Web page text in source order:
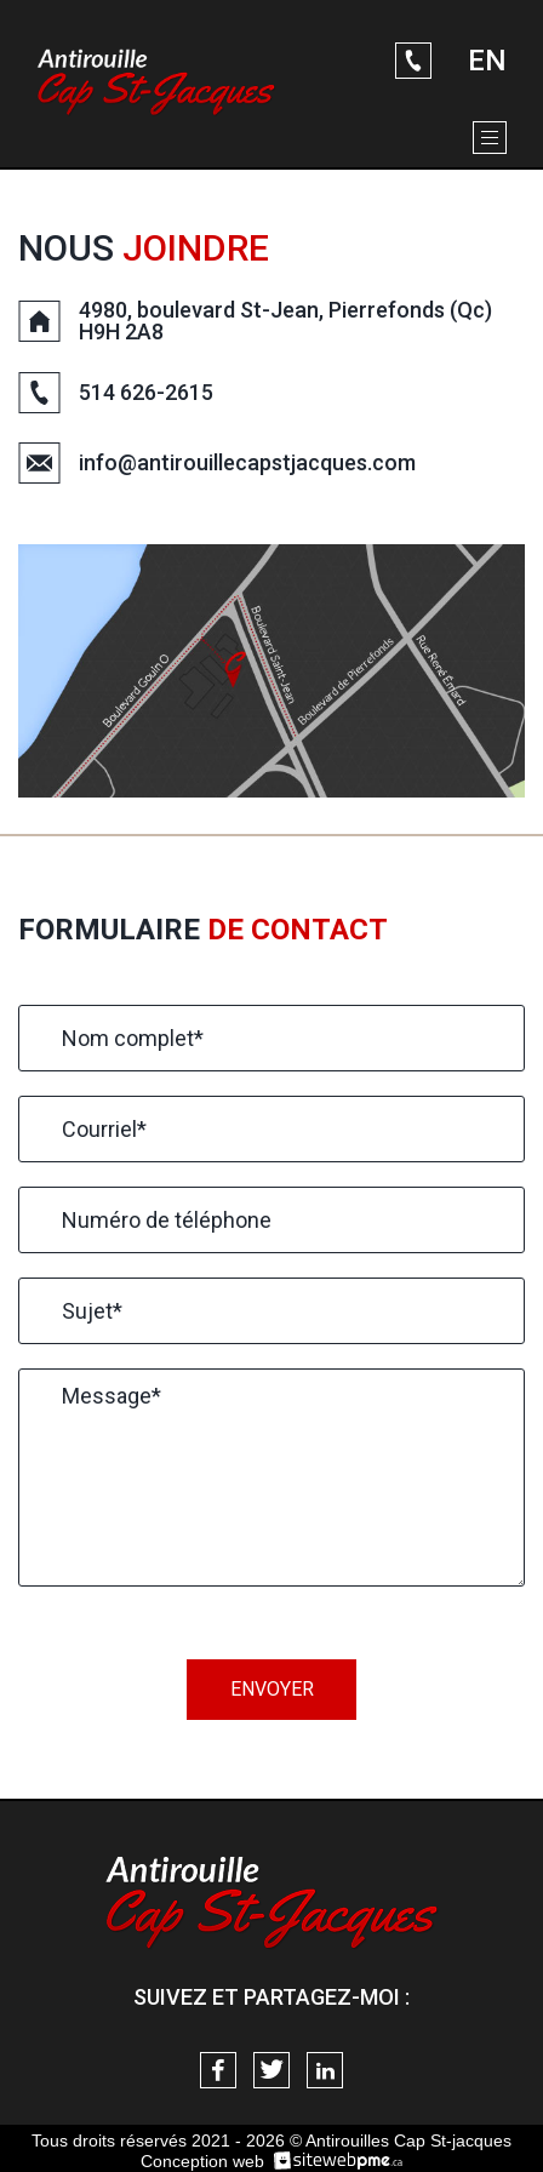
EN
NOUS JOINDRE
4980, boulevard St-Jean, Pierrefonds (Qc)
H9H 2A8
514 626-2615
info@antirouillecapstjacques.com
FORMULAIRE DE CONTACT
ENVOYER
SUIVEZ ET PARTAGEZ-MOI :
Tous droits réservés 2021 - 2026 © Antirouilles Cap St-jacques
Conception web